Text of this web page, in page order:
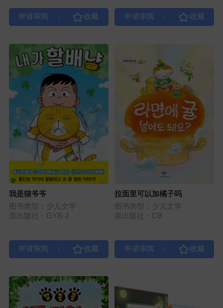
我是猫爷爷
图书类型：少儿文学
原出版社：GYB-J
拉面里可以加橘子吗
图书类型：少儿文学
原出版社：CB